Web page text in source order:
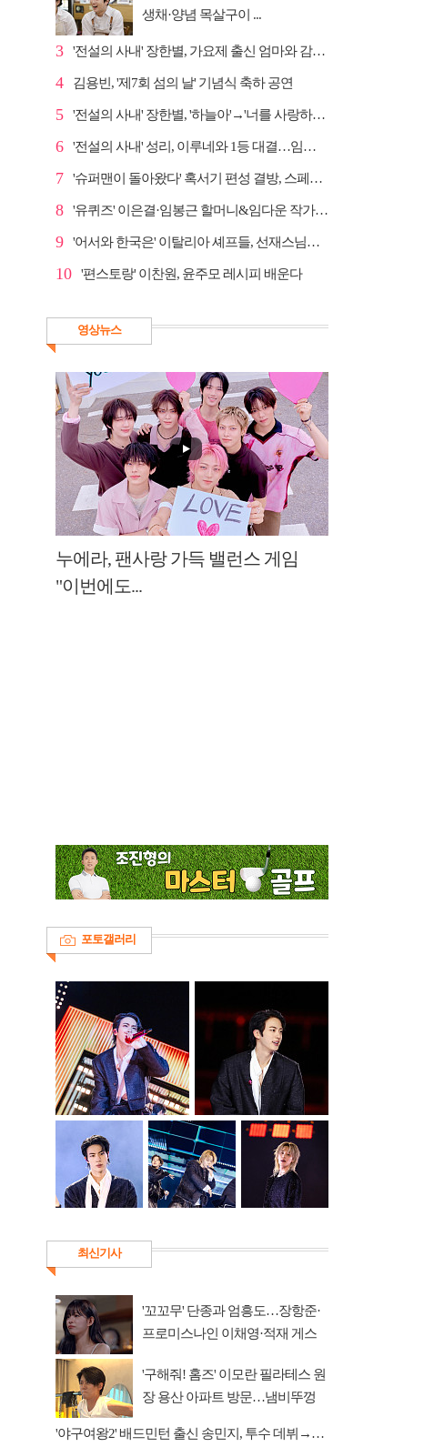
생채·양념 목살구이 ...
3 '전설의 사내' 장한별, 가요제 출신 엄마와 감동 듀엣
4 김용빈, '제7회 섬의 날' 기념식 축하 공연
5 '전설의 사내' 장한별, '하늘아'→'너를 사랑하고도' 명...
6 '전설의 사내' 성리, 이루네와 1등 대결…임영웅 '보금...
7 '슈퍼맨이 돌아왔다' 혹서기 편성 결방, 스페셜 방송
8 '유퀴즈' 이은결·임봉근 할머니&임다운 작가·이승철, '...
9 '어서와 한국은' 이탈리아 셰프들, 선재스님→라연 차도...
10 '편스토랑' 이찬원, 윤주모 레시피 배운다
영상뉴스
누에라, 팬사랑 가득 밸런스 게임
"이번에도...
포토갤러리
최신기사
'꼬꼬무' 단종과 엄흥도…장항준·
프로미스나인 이채영·적재 게스
'구해줘! 홈즈' 이모란 필라테스 원
장 용산 아파트 방문…냄비뚜껑
'야구여왕2' 배드민턴 출신 송민지, 투수 데뷔→장수영 반등 예고